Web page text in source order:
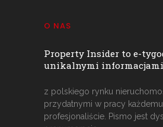
O NAS
Property Insider to e-
unikalnymi informacjami
z polskiego rynku
przydatnymi w pracy każdemu
profesjonaliście. Pismo jest